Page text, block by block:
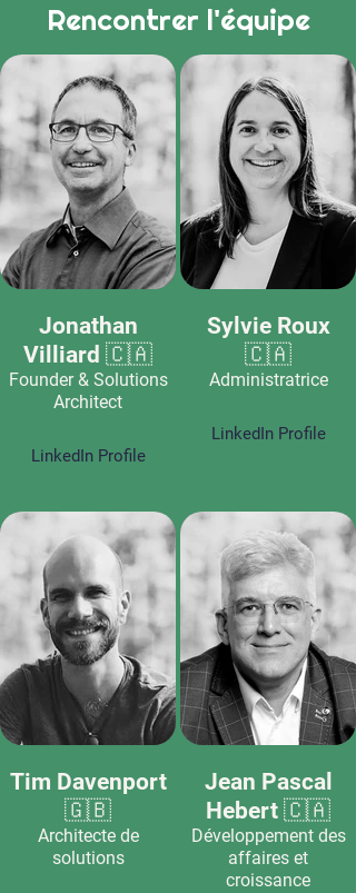
Rencontrer l'équipe
Jonathan
Villiard 🇨🇦
Founder & Solutions
Architect
LinkedIn Profile
Sylvie Roux
🇨🇦
Administratrice
LinkedIn Profile
Tim Davenport
🇬🇧
Architecte de
solutions
Jean Pascal
Hebert 🇨🇦
Développement des
affaires et
croissance